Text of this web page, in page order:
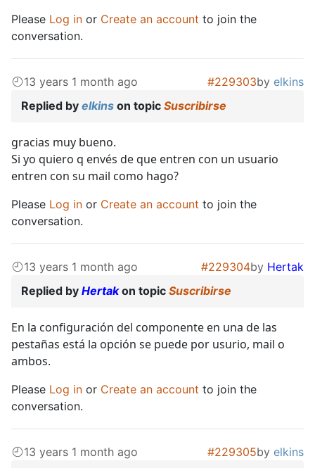
Please Log in or Create an account to join the
conversation.
13 years 1 month ago #229303by elkins
Replied by elkins on topic Suscribirse
gracias muy bueno.
Si yo quiero q envés de que entren con un usuario
entren con su mail como hago?
Please Log in or Create an account to join the
conversation.
13 years 1 month ago #229304by Hertak
Replied by Hertakon topic Suscribirse
En la configuración del componente en una de las
pestañas está la opción se puede por usurio, mail o
ambos.
Please Log in or Create an account to join the
conversation.
13 years 1 month ago #229305by elkins